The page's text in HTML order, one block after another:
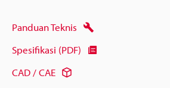
Panduan Teknis
Spesifikasi (PDF)
CAD / CAE